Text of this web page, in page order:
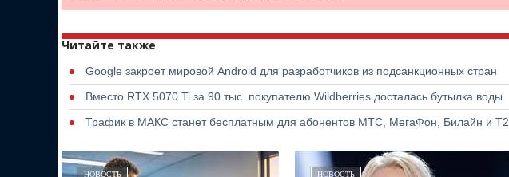
Читайте также
Google закроет мировой Android для разработчиков из подсанкционных стран
Вместо RTX 5070 Ti за 90 тыс. покупателю Wildberries досталась бутылка воды
Трафик в МАКС станет бесплатным для абонентов МТС, МегаФон, Билайн и Т2
НОВОСТЬ НОВОСТЬ